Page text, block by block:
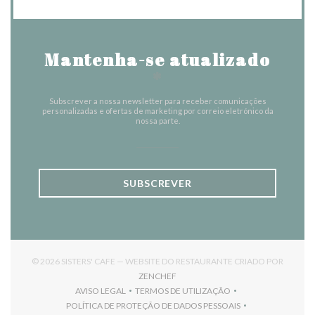
Mantenha-se atualizado
Subscrever a nossa newsletter para receber comunicações
personalizadas e ofertas de marketing por correio eletrónico da
nossa parte.
SUBSCREVER
© 2026 SISTERS' CAFE — WEBSITE DO RESTAURANTE CRIADO POR
ZENCHEF
AVISO LEGAL
((ABRE NUMA NOVA JANELA))
TERMOS DE UTILIZAÇÃO
((ABRE NUMA NOVA JANELA))
POLÍTICA DE PROTEÇÃO DE DADOS PESSOAIS
((ABRE NUMA NOVA JANELA))